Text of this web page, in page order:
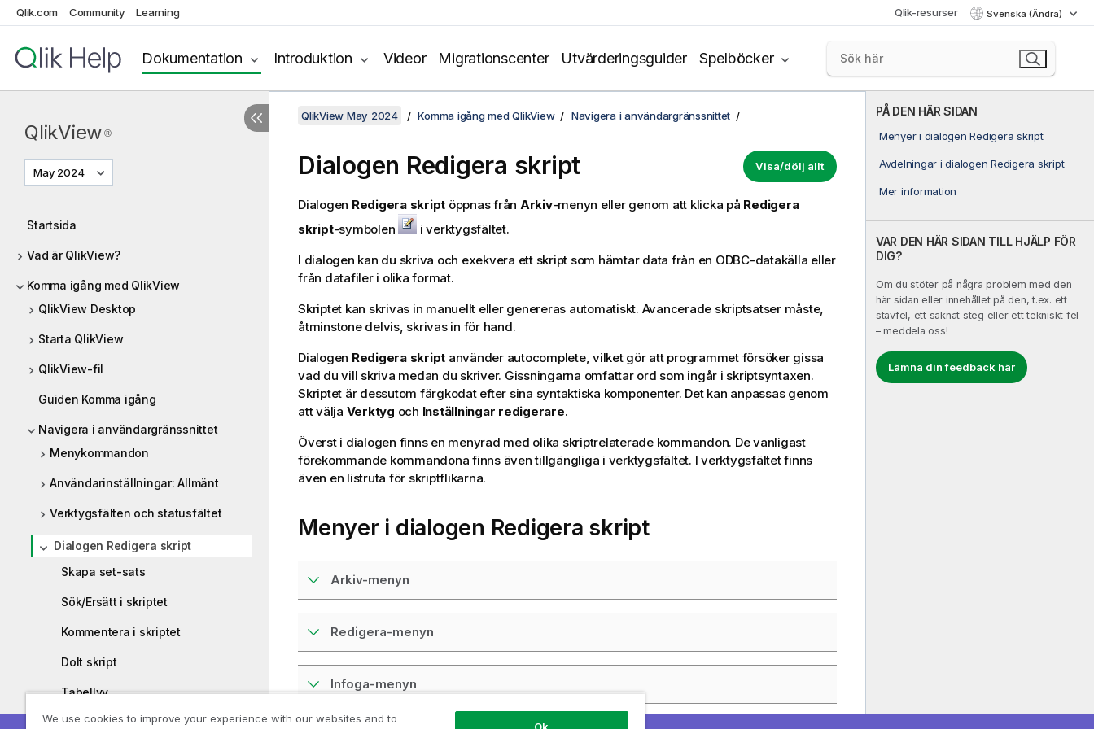
Qlik.com Community Learning Qlik-resurser Svenska (Ändra)
Dokumentation Introduktion Videor Migrationscenter Utvärderingsguider Spelböcker
QlikView ®
May 2024
Startsida
Vad är QlikView?
Komma igång med QlikView
QlikView Desktop
Starta QlikView
QlikView-fil
Guiden Komma igång
Navigera i användargränssnittet
Menykommandon
Användarinställningar: Allmänt
Verktygsfälten och statusfältet
Dialogen Redigera skript
Skapa set-sats
Sök/Ersätt i skriptet
Kommentera i skriptet
Dolt skript
Tabellvy
Egenskaper för datalänk
PÅ DEN HÄR SIDAN
Menyer i dialogen Redigera skript
Avdelningar i dialogen Redigera skript
Mer information
VAR DEN HÄR SIDAN TILL HJÄLP FÖR
DIG?
Om du stöter på några problem med den
här sidan eller innehållet på den, t.ex. ett
stavfel, ett saknat steg eller ett tekniskt fel
– meddela oss!
Lämna din feedback här
QlikView May 2024 Komma igång med QlikView Navigera i användargränssnittet
Visa/dölj allt
Dialogen Redigera skript
Dialogen Redigera skript öppnas från Arkiv-menyn eller genom att klicka på Redigera
skript-symbolen
i verktygsfältet.
I dialogen kan du skriva och exekvera ett skript som hämtar data från en ODBC-datakälla eller
från datafiler i olika format.
Skriptet kan skrivas in manuellt eller genereras automatiskt. Avancerade skriptsatser måste,
åtminstone delvis, skrivas in för hand.
Dialogen Redigera skript använder autocomplete, vilket gör att programmet försöker gissa
vad du vill skriva medan du skriver. Gissningarna omfattar ord som ingår i skriptsyntaxen.
Skriptet är dessutom färgkodat efter sina syntaktiska komponenter. Det kan anpassas genom
att välja Verktyg och Inställningar redigerare.
Överst i dialogen finns en menyrad med olika skriptrelaterade kommandon. De vanligast
förekommande kommandona finns även tillgängliga i verktygsfältet. I verktygsfältet finns
även en listruta för skriptflikarna.
Menyer i dialogen Redigera skript
Arkiv-menyn
Redigera-menyn
Infoga-menyn
We use cookies to improve your experience with our websites and to